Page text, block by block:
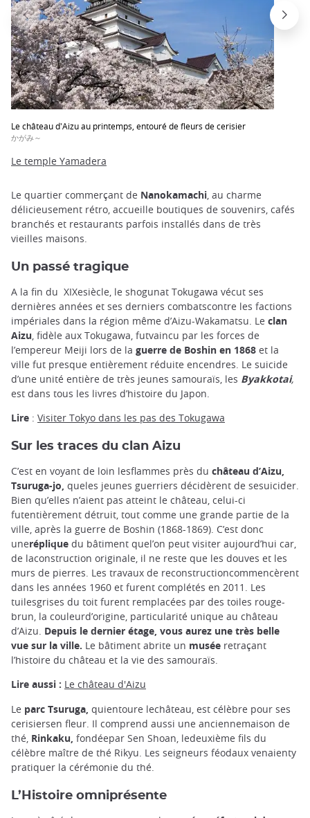
Le château d'Aizu au printemps, entouré de fleurs de cerisier
かがみ～
Le temple Yamadera
Le quartier commerçant de Nanokamachi, au charme
délicieusement rétro, accueille boutiques de souvenirs, cafés
branchés et restaurants parfois installés dans de très
vieilles maisons.
Un passé tragique
A la fin du XIXesiècle, le shogunat Tokugawa vécut ses
dernières années et ses derniers combatscontre les factions
impériales dans la région même d’Aizu-Wakamatsu. Le clan
Aizu, fidèle aux Tokugawa, futvaincu par les forces de
l’empereur Meiji lors de la guerre de Boshin en 1868 et la
ville fut presque entièrement réduite encendres. Le suicide
d’une unité entière de très jeunes samouraïs, les Byakkotai,
est dans tous les livres d’histoire du Japon.
Lire : Visiter Tokyo dans les pas des Tokugawa
Sur les traces du clan Aizu
C’est en voyant de loin lesflammes près du château d’Aizu,
Tsuruga-jo, queles jeunes guerriers décidèrent de sesuicider.
Bien qu’elles n’aient pas atteint le château, celui-ci
futentièrement détruit, tout comme une grande partie de la
ville, après la guerre de Boshin (1868-1869). C’est donc
uneréplique du bâtiment quel’on peut visiter aujourd’hui car,
de laconstruction originale, il ne reste que les douves et les
murs de pierres. Les travaux de reconstructioncommencèrent
dans les années 1960 et furent complétés en 2011. Les
tuilesgrises du toit furent remplacées par des toiles rouge-
brun, la couleurd’origine, particularité unique au château
d’Aizu. Depuis le dernier étage, vous aurez une très belle
vue sur la ville. Le bâtiment abrite un musée retraçant
l’histoire du château et la vie des samouraïs.
Lire aussi : Le château d'Aizu
Le parc Tsuruga, quientoure lechâteau, est célèbre pour ses
cerisiersen fleur. Il comprend aussi une anciennemaison de
thé, Rinkaku, fondéepar Sen Shoan, ledeuxième fils du
célèbre maître de thé Rikyu. Les seigneurs féodaux venaienty
pratiquer la cérémonie du thé.
L’Histoire omniprésente